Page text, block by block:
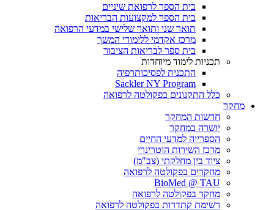
בית הספר לרפואת שיניים
בית הספר למקצועות הבריאות
תואר שני ותואר שלישי במדעי הרפואה
מרכז אקדמי ללימודי המשך
בית ספר לבריאות הציבור
תכניות לימוד מיוחדות
התכנית לפסיכותרפיה
Sackler NY Program
כלל התקנונים בפקולטה לרפואה
מחקר
חדשות המחקר
יושרה במחקר
הספרייה למדעי החיים
מרכז השירות הוטרינרי
ציוד בין מחלקתי (צב"מ)
מחקרים בפקולטה לרפואה
BioMed @ TAU
מחקר בפקולטה לרפואה
רשימת קתדרות בפקולטה לרפואה